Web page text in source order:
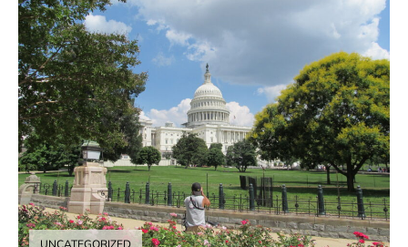
UNCATEGORIZED